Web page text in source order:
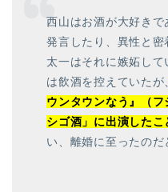
西山はお酒が大好き
発言したり、異性と
太一はそれに嫉妬し
は飲酒を控えていたが
ウンタウンなう』（
シゴ酒」に出演した
い、離婚に至ったのだ